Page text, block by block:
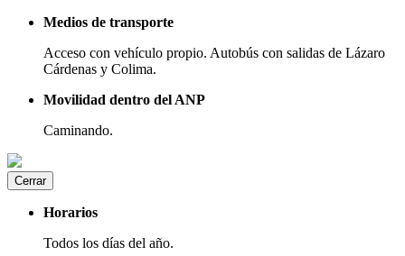
Medios de transporte
Acceso con vehículo propio. Autobús con salidas de Lázaro
Cárdenas y Colima.
Movilidad dentro del ANP
Caminando.
Cerrar
Horarios
Todos los días del año.